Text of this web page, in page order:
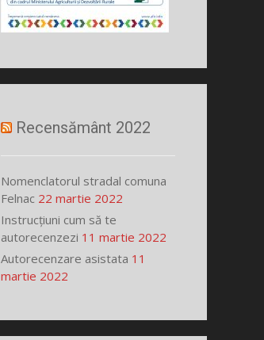
Recensământ 2022
Nomenclatorul stradal comuna
Felnac 22 martie 2022
Instrucțiuni cum să te
autorecenzezi 11 martie 2022
Autorecenzare asistata 11
martie 2022